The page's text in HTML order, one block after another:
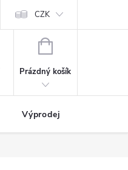
CZK
NÁKUPNÍ
Prázdný košík
Výprodej